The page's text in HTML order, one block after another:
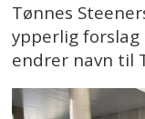
Tønnes
ypperlig
endrer navn til